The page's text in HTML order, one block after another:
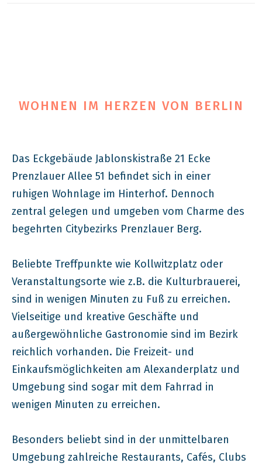
WOHNEN IM HERZEN VON BERLIN
Das Eckgebäude Jablonskistraße 21 Ecke
Prenzlauer Allee 51 befindet sich in einer
ruhigen Wohnlage im Hinterhof. Dennoch
zentral gelegen und umgeben vom Charme des
begehrten Citybezirks Prenzlauer Berg.
Beliebte Treffpunkte wie Kollwitzplatz oder
Veranstaltungsorte wie z.B. die Kulturbrauerei,
sind in wenigen Minuten zu Fuß zu erreichen.
Vielseitige und kreative Geschäfte und
außergewöhnliche Gastronomie sind im Bezirk
reichlich vorhanden. Die Freizeit- und
Einkaufsmöglichkeiten am Alexanderplatz und
Umgebung sind sogar mit dem Fahrrad in
wenigen Minuten zu erreichen.
Besonders beliebt sind in der unmittelbaren
Umgebung zahlreiche Restaurants, Cafés, Clubs